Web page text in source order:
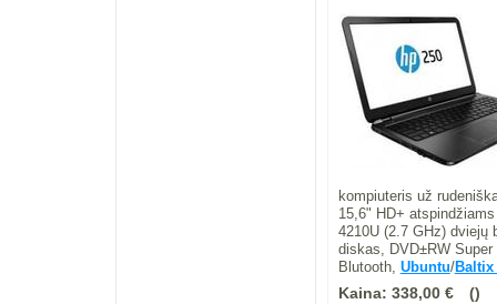
kompiuteris už
15,6" HD+
4210U (2.7 GHz) dviejų
diskas, DVD±RW
Blutooth, Ubuntu/
Kaina: 338,00 €